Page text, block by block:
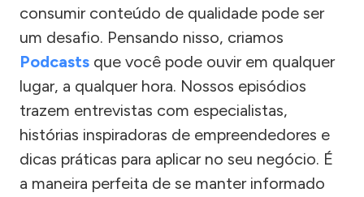
consumir conteúdo de qualidade pode ser
um desafio. Pensando nisso, criamos
Podcasts que você pode ouvir em qualquer
lugar, a qualquer hora. Nossos episódios
trazem entrevistas com especialistas,
histórias inspiradoras de empreendedores e
dicas práticas para aplicar no seu negócio. É
a maneira perfeita de se manter informado